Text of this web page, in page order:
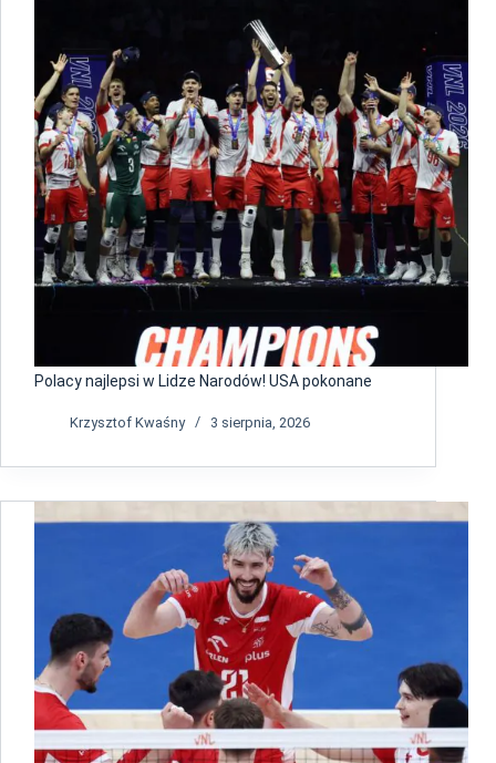
Polacy najlepsi w Lidze Narodów! USA pokonane
Krzysztof Kwaśny 3 sierpnia, 2026